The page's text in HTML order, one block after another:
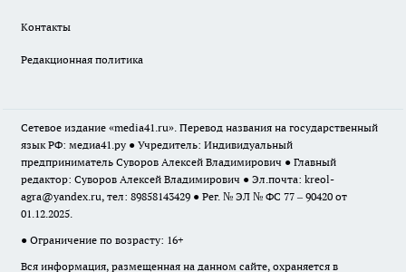
Контакты
Редакционная политика
Сетевое издание «media41.ru». Перевод названия на государственный
язык РФ: медиа41.ру ● Учредитель: Индивидуальный
предприниматель Суворов Алексей Владимирович ● Главный
редактор: Суворов Алексей Владимирович ● Эл.почта: kreol-
agra@yandex.ru, тел: 89858143429 ● Рег. № ЭЛ № ФС 77 – 90420 от
01.12.2025.
● Ограничение по возрасту: 16+
Вся информация, размещенная на данном сайте, охраняется в